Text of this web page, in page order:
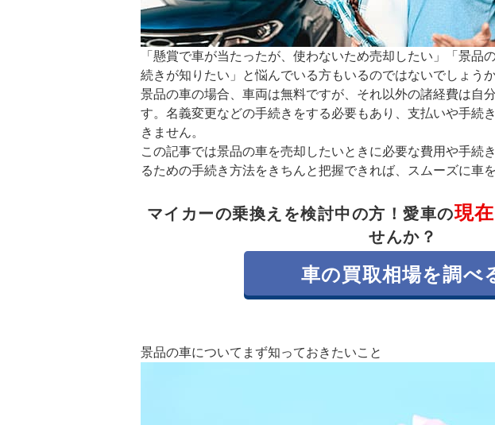
「懸賞で車が当たったが、使わないため売却したい」「景品
続きが知りたい」と悩んでいる方もいるのではないでしょうか
景品の車の場合、車両は無料ですが、それ以外の諸経費は自
す。名義変更などの手続きをする必要もあり、支払いや手続
きません。
この記事では景品の車を売却したいときに必要な費用や手続
るための手続き方法をきちんと把握できれば、スムーズに車
マイカーの乗換えを検討中の方！愛車の現
せんか？
車の買取相場を調べ
景品の車についてまず知っておきたいこと